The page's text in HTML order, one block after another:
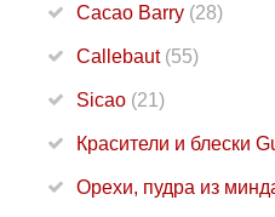
Cacao Barry (28)
Callebaut (55)
Sicao (21)
Красители и блески
Орехи, пудра из